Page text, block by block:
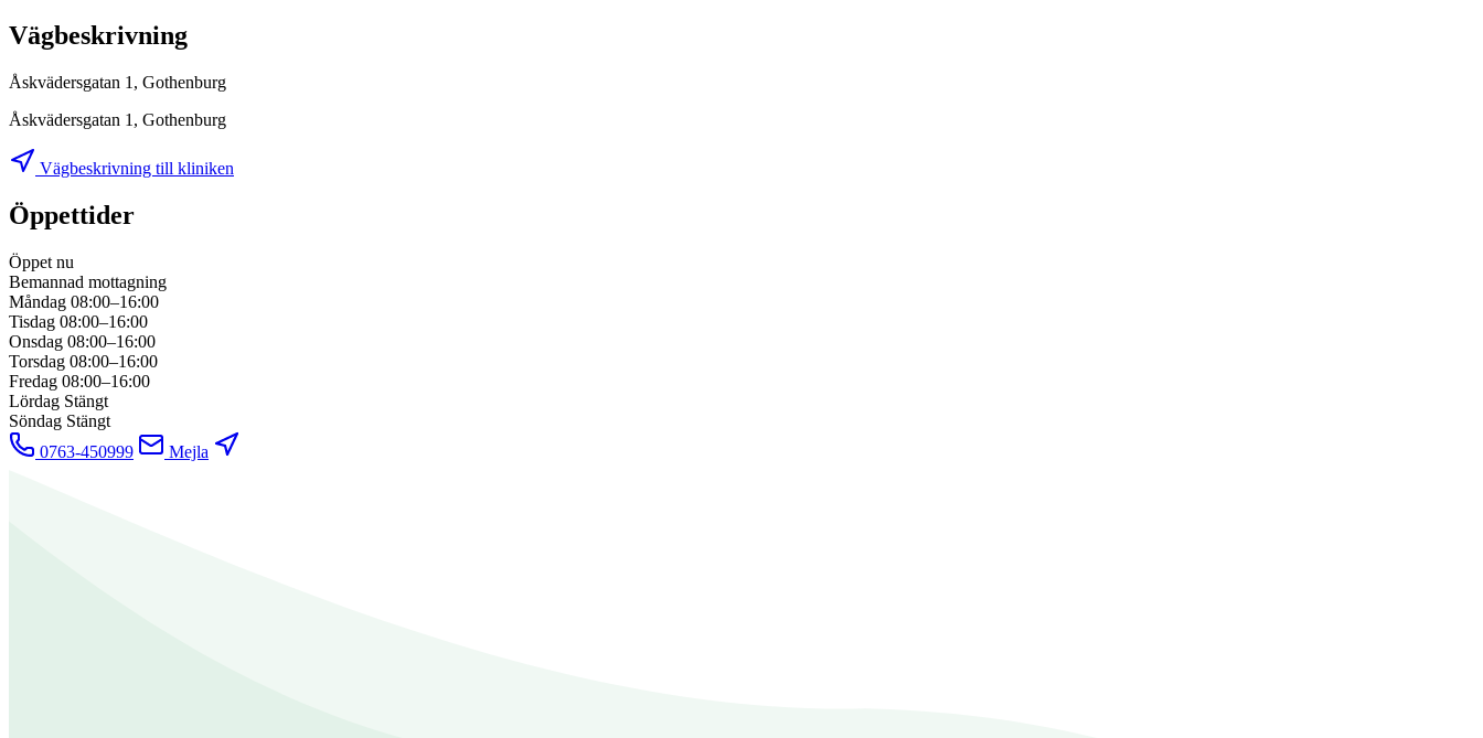
Vägbeskrivning
Åskvädersgatan 1, Gothenburg
Åskvädersgatan 1, Gothenburg
Vägbeskrivning till kliniken
Öppettider
Öppet nu
Bemannad mottagning
Måndag 08:00–16:00
Tisdag 08:00–16:00
Onsdag 08:00–16:00
Torsdag 08:00–16:00
Fredag 08:00–16:00
Lördag Stängt
Söndag Stängt
0763-450999
Mejla